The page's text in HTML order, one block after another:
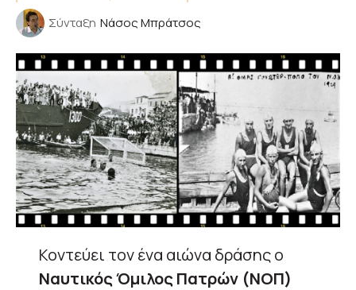
Σύνταξη Νάσος Μπράτσος
Koντεύει τον ένα αιώνα δράσης ο
Ναυτικός Όμιλος Πατρών (ΝΟΠ)